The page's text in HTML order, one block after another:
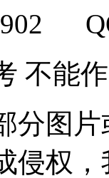
不能
分图
侵权